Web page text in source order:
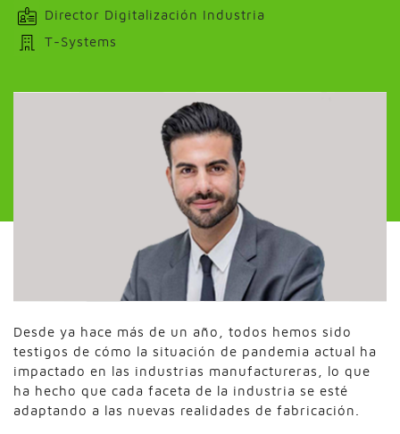
Director Digitalización Industria
T-Systems
Desde ya hace más de un año, todos hemos sido
testigos de cómo la situación de pandemia actual ha
impactado en las industrias manufactureras, lo que
ha hecho que cada faceta de la industria se esté
adaptando a las nuevas realidades de fabricación.